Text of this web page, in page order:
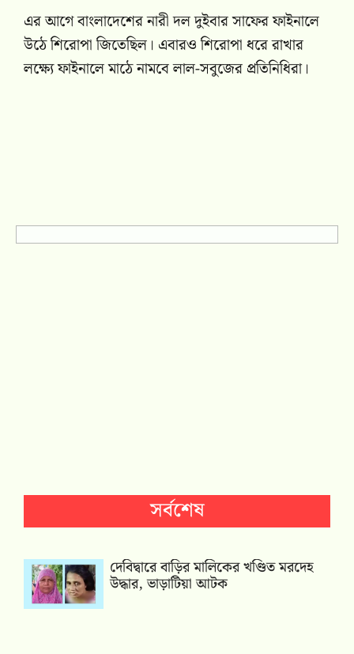
এর আগে বাংলাদেশের নারী দল দুইবার সাফের ফাইনালে
উঠে শিরোপা জিতেছিল। এবারও শিরোপা ধরে রাখার
লক্ষ্যে ফাইনালে মাঠে নামবে লাল-সবুজের প্রতিনিধিরা।
সর্বশেষ
দেবিদ্বারে বাড়ির মালিকের খণ্ডিত মরদেহ
উদ্ধার, ভাড়াটিয়া আটক